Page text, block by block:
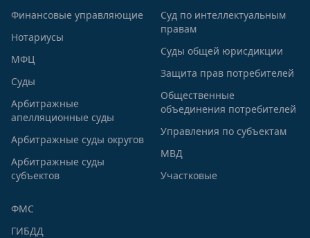
Финансовые управляющие
Нотариусы
МФЦ
Суды
Арбитражные
апелляционные суды
Арбитражные суды округов
Арбитражные суды
субъектов
Суд по интеллектуальным
правам
Суды общей юрисдикции
Защита прав потребителей
Общественные
объединения потребителей
Управления по субъектам
МВД
Участковые
ФМС
ГИБДД